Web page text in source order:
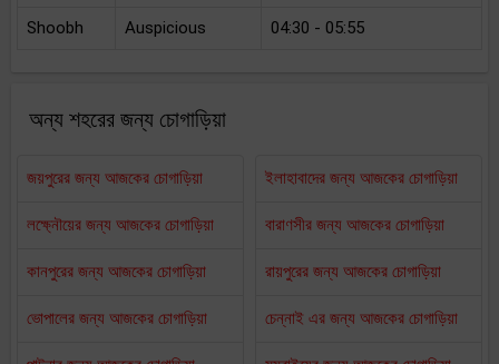
Shoobh Auspicious 04:30 - 05:55
অন্য শহরের জন্য চোগাড়িয়া
জয়পুরের জন্য আজকের চোগাড়িয়া
লক্ষ্নৌয়ের জন্য আজকের চোগাড়িয়া
কানপুরের জন্য আজকের চোগাড়িয়া
ভোপালের জন্য আজকের চোগাড়িয়া
ইলাহাবাদের জন্য আজকের চোগাড়িয়া
বারাণসীর জন্য আজকের চোগাড়িয়া
রায়পুরের জন্য আজকের চোগাড়িয়া
চেন্নাই এর জন্য আজকের চোগাড়িয়া